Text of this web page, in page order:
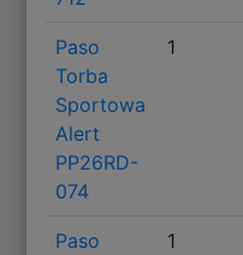
Paso
Torba
Sportowa
Alert
PP26RD-
074
1
Paso
1